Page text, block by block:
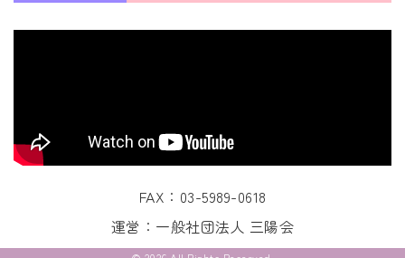
FAX：03-5989-0618
運営： 一般社団法人 三陽会